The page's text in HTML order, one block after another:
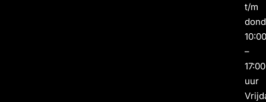
t/m
–
17:00
uur